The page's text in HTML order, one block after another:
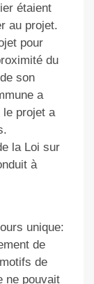
étaient
au projet.
pour
du
e son
a
projet a
la Loi sur
à
unique:
de
de
ne pouvait